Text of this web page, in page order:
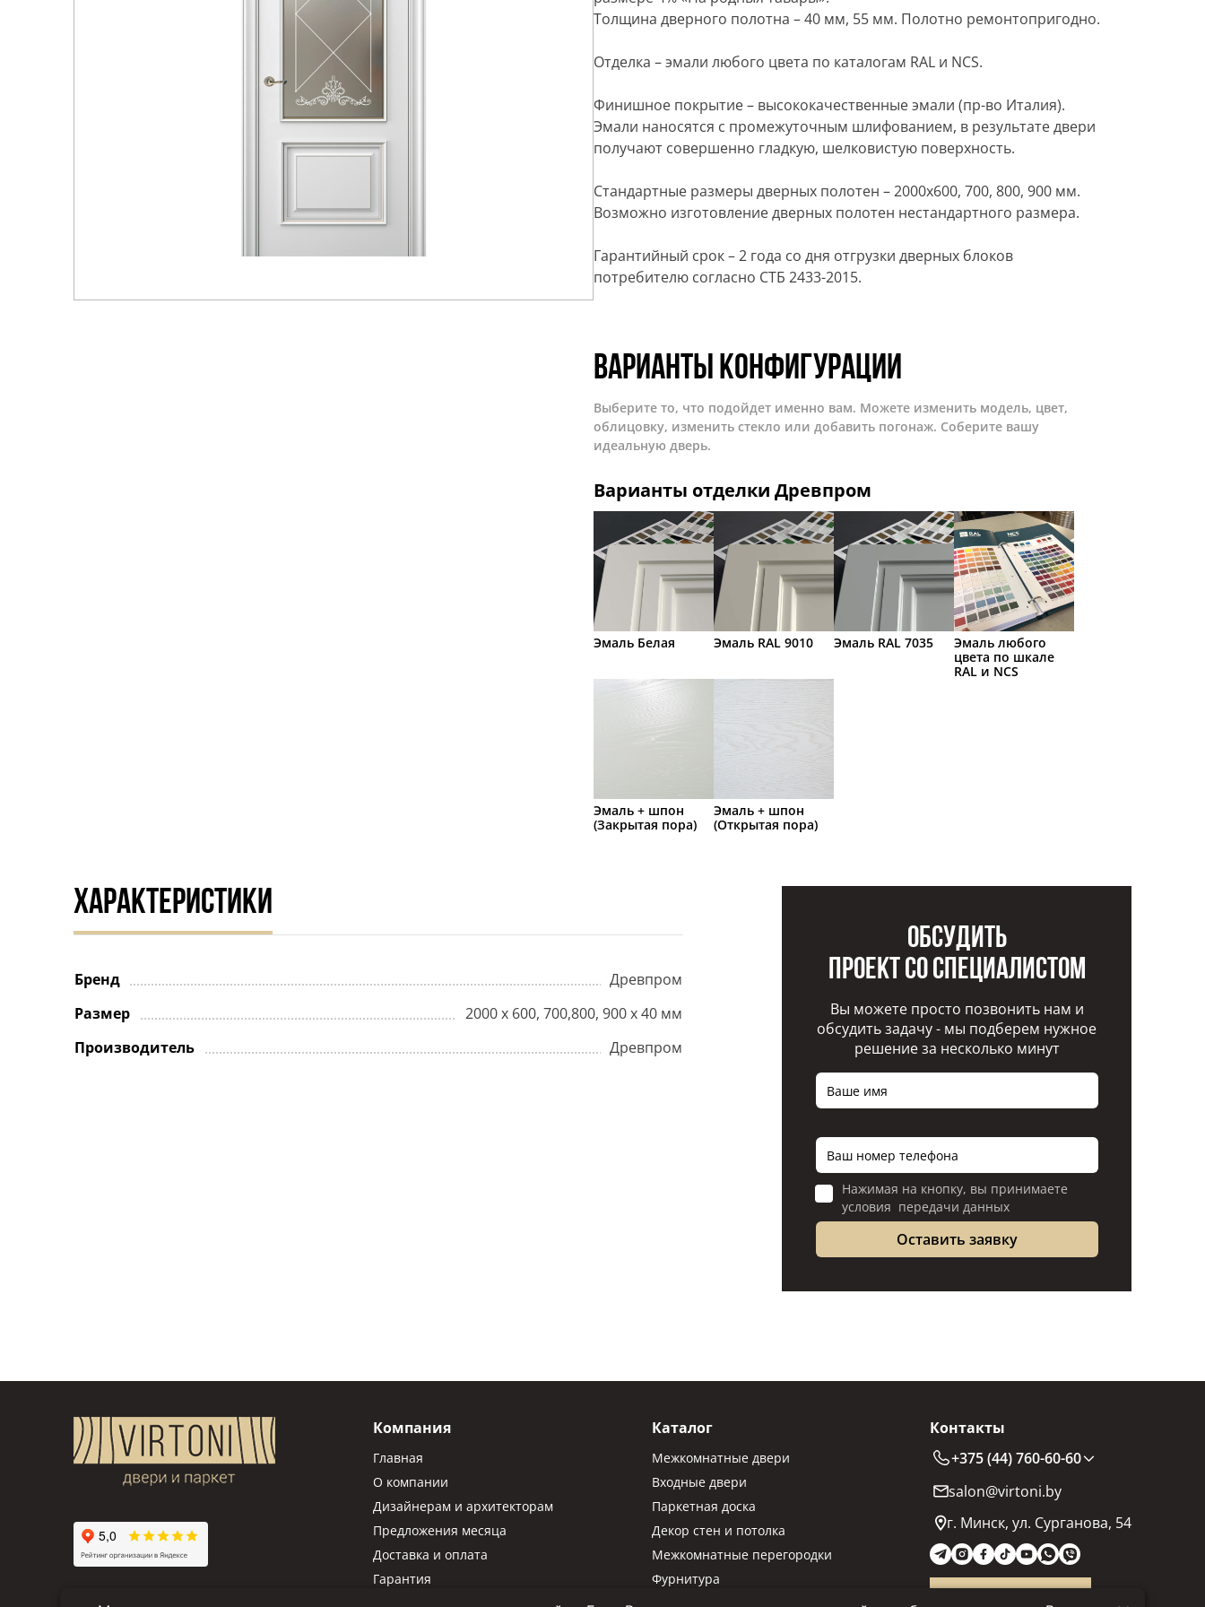
Толщина дверного полотна – 40 мм, 55 мм. Полотно ремонтопригодно.
Отделка – эмали любого цвета по каталогам RAL и NCS.
Финишное покрытие – высококачественные эмали (пр-во Италия).
Эмали наносятся с промежуточным шлифованием, в результате двери
получают совершенно гладкую, шелковистую поверхность.
Стандартные размеры дверных полотен – 2000х600, 700, 800, 900 мм.
Возможно изготовление дверных полотен нестандартного размера.
Гарантийный срок – 2 года со дня отгрузки дверных блоков
потребителю согласно СТБ 2433-2015.
Варианты конфигурации
Выберите то, что подойдет именно вам. Можете изменить модель, цвет,
облицовку, изменить стекло или добавить погонаж. Соберите вашу
идеальную дверь.
Варианты отделки Древпром
Эмаль Белая Эмаль RAL 9010 Эмаль RAL 7035
Эмаль любого
цвета по шкале
RAL и NCS
Эмаль + шпон
(Закрытая пора)
Эмаль + шпон
(Открытая пора)
ХАРАКТЕРИСТИКИ
Бренд
Древпром
Размер
2000 х 600, 700,800, 900 х 40 мм
Производитель
Древпром
Обсудить
проект со специалистом
Вы можете просто позвонить нам и
обсудить задачу - мы подберем нужное
решение за несколько минут
Нажимая на кнопку, вы принимаете
условия передачи данных
Компания
Главная
О компании
Дизайнерам и архитекторам
Предложения месяца
Доставка и оплата
Гарантия
Каталог
Межкомнатные двери
Входные двери
Паркетная доска
Декор стен и потолка
Межкомнатные перегородки
Фурнитура
Контакты
+375 (44) 760-60-60
salon@virtoni.by
г. Минск, ул. Сурганова, 54